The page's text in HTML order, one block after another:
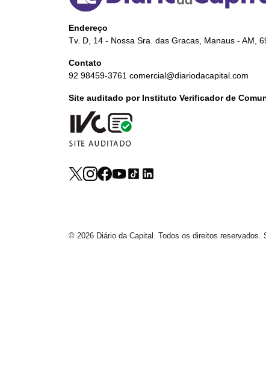
Endereço
Tv. D, 14 - Nossa Sra. das Gracas, Manaus - AM,
Contato
92 98459-3761 comercial@diariodacapital.com
Site auditado por Instituto Verificador de
© 2026 Diário da Capital. Todos os direitos reservados.